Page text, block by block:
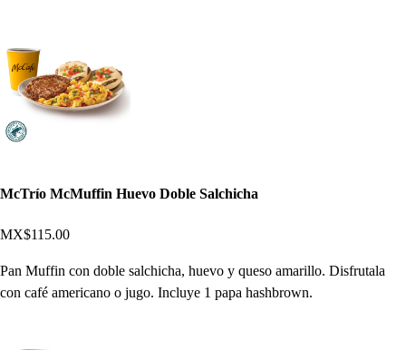
McTrío McMuffin Huevo Doble Salchicha
MX$115.00
Pan Muffin con doble salchicha, huevo y queso amarillo. Disfrutala
con café americano o jugo. Incluye 1 papa hashbrown.